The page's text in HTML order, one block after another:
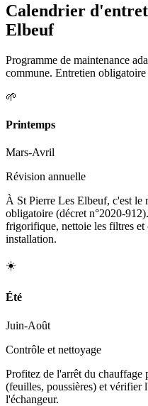
Calendrier
Elbeuf
Programme de maintenance
commune. Entretien
🌱
Printemps
Mars-Avril
Révision annuelle
À St Pierre Les Elbeuf, c'est le
obligatoire (décret n°2020-
frigorifique, nettoie les filtres
installation.
☀️
Été
Juin-Août
Contrôle et nettoyage
Profitez de l'arrêt du chauffage
(feuilles, poussières) et vérifier
l'échangeur.